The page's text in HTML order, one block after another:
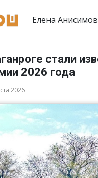
Елена
стали
2026 года
2026